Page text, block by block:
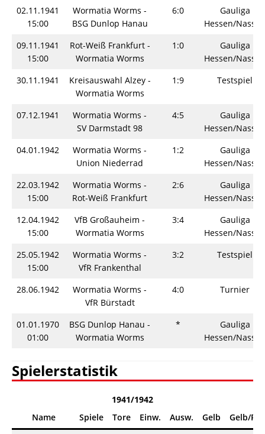
02.11.1941
15:00
Wormatia Worms -
BSG Dunlop Hanau
6:0
Gauliga
Hessen/Nassau
09.11.1941
15:00
Rot-Weiß Frankfurt -
Wormatia Worms
1:0
Gauliga
Hessen/Nassau
30.11.1941
Kreisauswahl Alzey -
Wormatia Worms
1:9 Testspiel
07.12.1941
Wormatia Worms -
SV Darmstadt 98
4:5
Gauliga
Hessen/Nassau
04.01.1942
Wormatia Worms -
Union Niederrad
1:2
Gauliga
Hessen/Nassau
22.03.1942
15:00
Wormatia Worms -
Rot-Weiß Frankfurt
2:6
Gauliga
Hessen/Nassau
12.04.1942
15:00
VfB Großauheim -
Wormatia Worms
3:4
Gauliga
Hessen/Nassau
25.05.1942
15:00
Wormatia Worms -
VfR Frankenthal
3:2 Testspiel
28.06.1942
Wormatia Worms -
VfR Bürstadt
4:0 Turnier
01.01.1970
01:00
BSG Dunlop Hanau -
Wormatia Worms
*
Gauliga
Hessen/Nassau
Spielerstatistik
1941/1942
Name
Spiele Tore Einw. Ausw. Gelb Gelb/Rot